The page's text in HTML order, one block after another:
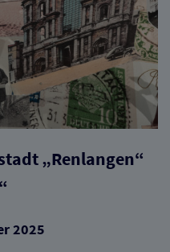
„Renlangen“
2025